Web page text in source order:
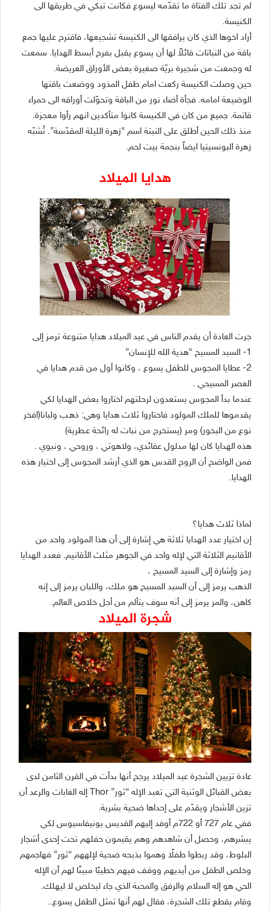
لم تجد تلك الفتاة ما تقدّمه ليسوع فكانت تبكي في طريقها الى
الكنيسة.
أراد اخوها الذي كان يرافقها الى الكنيسة تشجيعها، فاقترح عليها جمع
باقة من النباتات قائلاً لها أن يسوع يقبل بفرح أبسط الهدايا. سمعت
له وجمعت من شجيرة بريّة صغيرة بعض الأوراق العريضة.
حين وصلت الكنيسة ركعت امام طفل المذود ووضعت باقتها
الوضيعة امامه. فجأة أضاء نور من الباقة وتحوّلت أوراقه الى حمراء
قاتمة. جميع من كان في الكنيسة كانوا متأكدين انهم رأوا معجزة.
منذ ذلك الحين أطلق على النبتة اسم “زهرة الليلة المقدّسة”. تُشبّه
زهرة البونسيتيا ايضاً بنجمة بيت لحم.
هدايا الميلاد
جرت العادة أن يقدم الناس في عيد الميلاد هدايا متنوعة ترمز إلى
1- السيد المسيح “هدية الله للإنسان”
2- عطايا المجوس للطفل يسوع ، وكانوا أول من قدم هدايا في
العصر المسيحي .
عندما بدأ المجوس يستعدون لرحلتهم اختاروا بعض الهدايا لكي
يقدموها للملك المولود فاختاروا ثلاث هدايا وهي: ذهـب ولبانا(افخر
نوع من البخور) ومر (يستخرج من نبات له رائحة عـطرية)
هذه الهدايا كان لها مدلول عقائدي، ولاهوتي ، وروحي ، ونبوي .
فمن الواضح أن الروح القدس هو الذي أرشد المجوس إلى اختيار هذه
الهدايا.
لماذا ثلاث هدايا؟
إن اختيار عدد الهدايا ثلاثة هي إشارة إلى أن هذا المولود واحد من
الأقانيم الثلاثة التي لإله واحد في الجوهر مثلث الأقانيم. فعدد الهدايا
رمز وإشارة إلى السيد المسيح ،
الذهب يرمز إلى أن السيد المسيح هو ملك، واللبان يرمز إلى إنه
كاهن، والمر يرمز إلى أنه سوف يتألم من أجل خلاص العالم.
شجرة الميلاد
عادة تزيين الشجرة عيد الميلاد يرجح أنها بدأت في القرن الثامن لدى
بعض القبائل الوثنية التي تعبد الإله “ثور” Thor إله الغابات والرعد أن
تزين الأشجار ويقدّم على إحداها ضحية بشرية.
ففي عام 727 أو 722م أوفد إليهم القديس بونيفاسيوس لكي
يبشرهم، وحصل أن شاهدهم وهم يقيمون حفلهم تحت إحدى أشجار
البلوط، وقد ربطوا طفلًا وهموا بذبحه ضحية لإلههم “ثور” فهاجمهم
وخلص الطفل من أيديهم ووقف فيهم خطيبًا مبينًا لهم أن الإله
الحي هو إله السلام والرفق والمحبة الذي جاء ليخلص لا ليهلك.
وقام بقطع تلك الشجرة، فقال لهم أنها تمثل الطفل يسوع..